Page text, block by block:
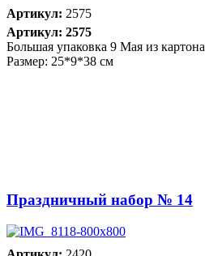
Артикул: 2575
Артикул: 2575
Большая упаковка 9 Мая из картона
Размер: 25*9*38 см
Праздничный набор № 14